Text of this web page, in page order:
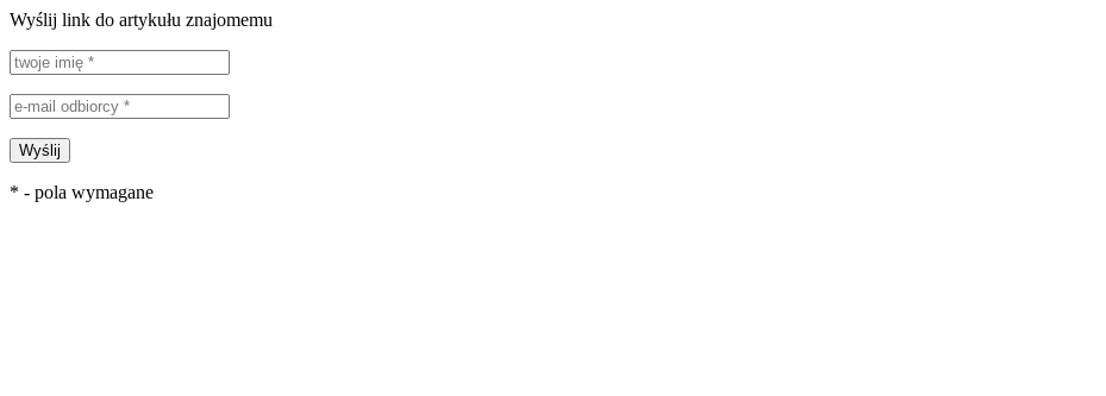
Wyślij link do artykułu znajomemu
Wyślij
* - pola wymagane